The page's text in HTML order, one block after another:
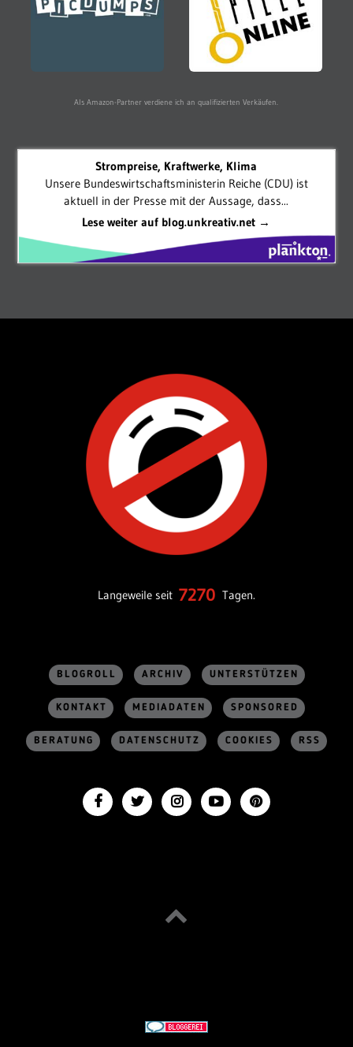
Als Amazon-Partner verdiene ich an qualifizierten Verkäufen.
Strompreise, Kraftwerke, Klima
Unsere Bundeswirtschaftsministerin Reiche (CDU) ist
aktuell in der Presse mit der Aussage, dass...
Lese weiter auf blog.unkreativ.net →
Langeweile seit 7270 Tagen.
BLOGROLL ARCHIV UNTERSTÜTZEN
KONTAKT MEDIADATEN SPONSORED
BERATUNG DATENSCHUTZ COOKIES RSS